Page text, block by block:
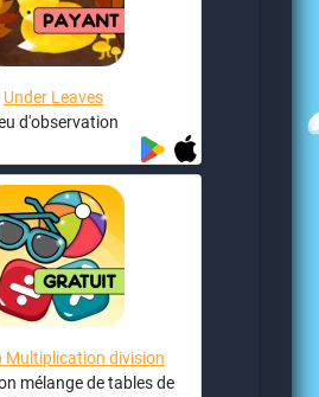
Under Leaves
d'observation
Multiplication division
mélange de tables de